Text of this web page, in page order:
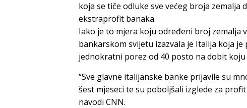
koja se tiče odluke sve većeg broja zemalja
ekstraprofit banaka.
Iako je to mjera koju određeni broj zemalja
bankarskom svijetu izazvala je Italija koja
jednokratni porez od 40 posto na dobit
“Sve glavne italijanske banke prijavile su
šest mjeseci te su poboljšali izglede za
navodi CNN.